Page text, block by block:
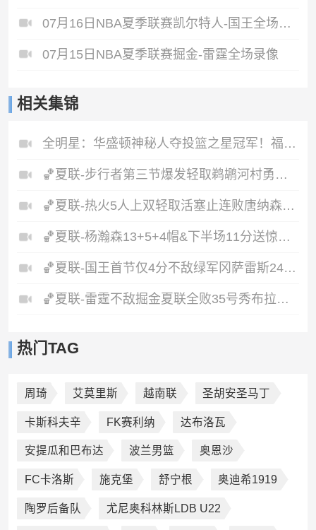
07月16日NBA夏季联赛凯尔特人-国王全场录像
07月15日NBA夏季联赛掘金-雷霆全场录像
相关集锦
全明星：华盛顿神秘人夺投篮之星冠军！福德夺得三分大赛冠军！
🏀夏联-步行者第三节爆发轻取鹈鹕河村勇辉5+5+12斯劳森22分
🏀夏联-热火5人上双轻取活塞止连败唐纳森20+8+10奥科里27分
🏀夏联-杨瀚森13+5+4帽&下半场11分送惊艳妙传开拓者力克掘金
🏀夏联-国王首节仅4分不敌绿军冈萨雷斯24+10+5塞纳克10+12
🏀夏联-雷霆不敌掘金夏联全败35号秀布拉齐尔32+6马拉14+7+6
热门TAG
周琦 艾莫里斯 越南联 圣胡安圣马丁
卡斯科夫辛 FK赛利纳 达布洛瓦
安提瓜和巴布达 波兰男篮 奥恩沙
FC卡洛斯 施克堡 舒宁根 奥迪希1919
陶罗后备队 尤尼奥科林斯LDB U22